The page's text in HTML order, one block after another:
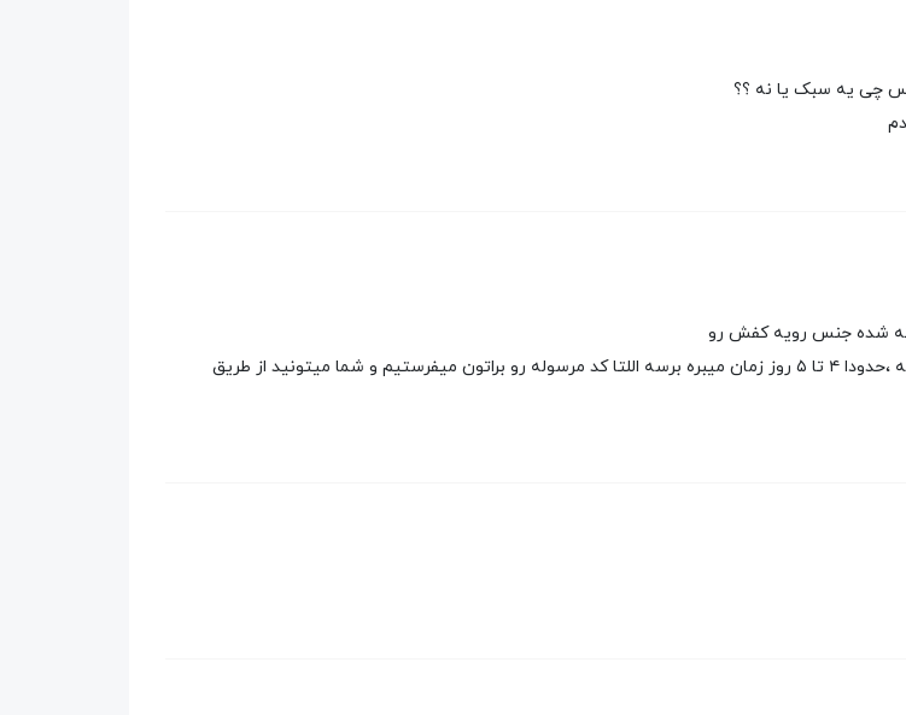
شده جنس رویه کفش رو
اگر امروز خرید کنید فردا با پست پیشتاز ارسال میشه ،حدودا ۴ تا ۵ روز زمان میبره برسه اللتا کد مرسوله رو براتون میفرستیم و شما میتونید از طریق